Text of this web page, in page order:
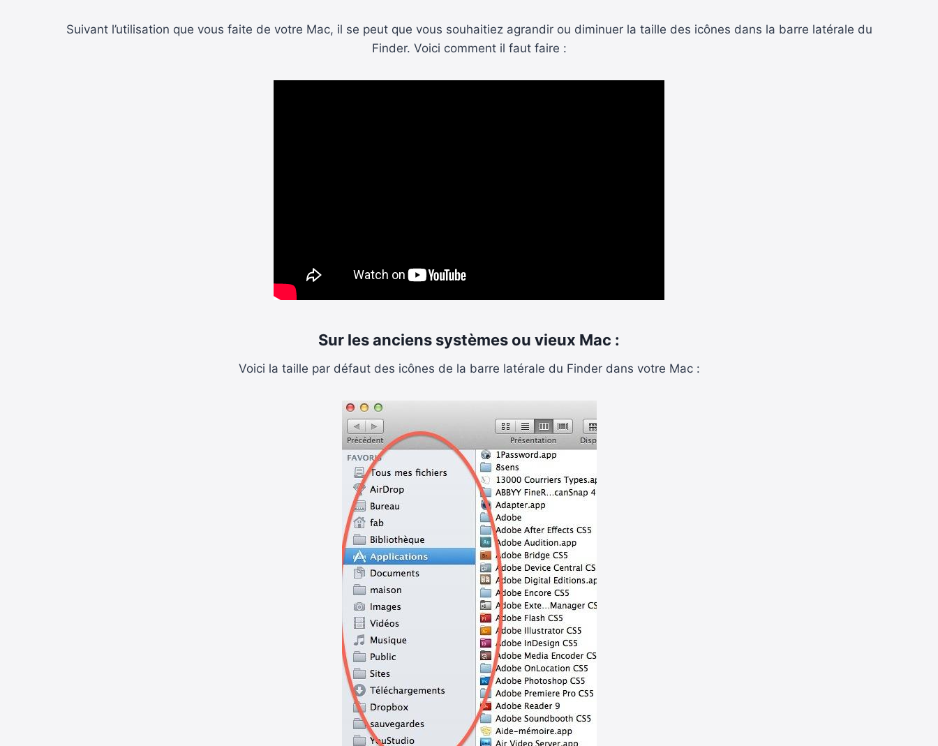
Suivant l’utilisation que vous faite de votre Mac, il se peut que vous souhaitiez agrandir ou diminuer la taille des icônes dans la barre latérale du
Finder. Voici comment il faut faire :
Sur les anciens systèmes ou vieux Mac :
Voici la taille par défaut des icônes de la barre latérale du Finder dans votre Mac :